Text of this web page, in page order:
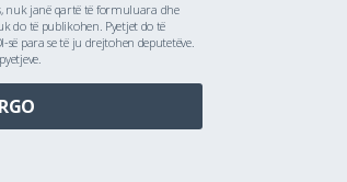
nuk janë qartë të formuluara dhe
do të publikohen. Pyetjet do të
para se të ju drejtohen deputetëve.